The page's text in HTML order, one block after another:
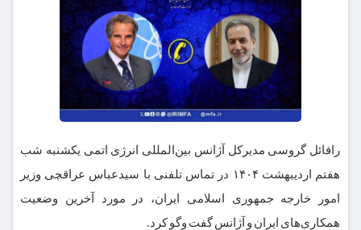
رافائل گروسی مدیرکل آژانس بین‌المللی انرژی اتمی یکشنبه شب
هفتم اردیبهشت ۱۴۰۴ در تماس تلفنی با سیدعباس عراقچی وزیر
امور خارجه جمهوری اسلامی ایران، در مورد آخرین وضعیت
همکاری‌های ایران و آژانس گفت وگو کرد.